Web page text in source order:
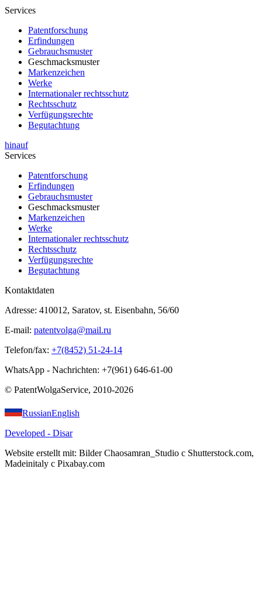
Services
Patentforschung
Erfindungen
Gebrauchsmuster
Geschmacksmuster
Markenzeichen
Werke
Internationaler rechtsschutz
Rechtsschutz
Verfügungsrechte
Begutachtung
hinauf
Services
Patentforschung
Erfindungen
Gebrauchsmuster
Geschmacksmuster
Markenzeichen
Werke
Internationaler rechtsschutz
Rechtsschutz
Verfügungsrechte
Begutachtung
Kontaktdaten
Adresse: 410012, Saratov, st. Eisenbahn, 56/60
E-mail: patentvolga@mail.ru
Telefon/fax: +7(8452) 51-24-14
WhatsApp - Nachrichten: +7(961) 646-61-00
© PatentWolgaService, 2010-2026
RussianEnglish
Developed - Disar
Website erstellt mit: Bilder Chaosamran_Studio с Shutterstock.com,
Madeinitaly с Pixabay.com